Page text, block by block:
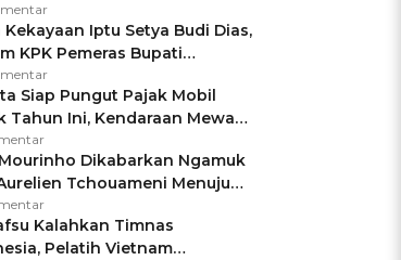
Negara Jamin Keamanan
Iptu Setya Budi Dias,
KPK Pemeras Bupati
Siap Pungut Pajak Mobil
Tahun Ini, Kendaraan Mewah
75% PKB
Dikabarkan Ngamuk
Tchouameni Menuju
United
Kalahkan Timnas
Pelatih Vietnam